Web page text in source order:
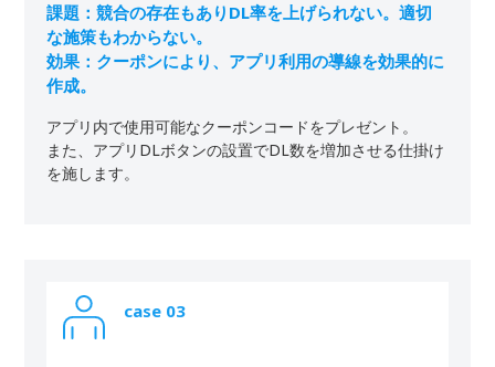
課題：競合の存在もありDL率を上げられない。適切
な施策もわからない。
効果：クーポンにより、アプリ利用の導線を効果的に
作成。
アプリ内で使用可能なクーポンコードをプレゼント。
また、アプリDLボタンの設置でDL数を増加させる仕掛け
を施します。
case 03